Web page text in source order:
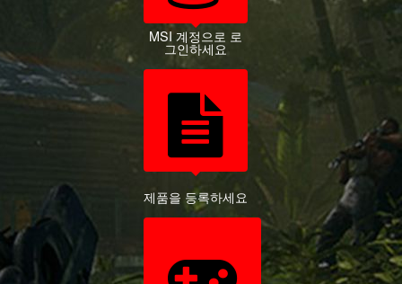
MSI 계정으로 로
그인하세요
제품을 등록하세요